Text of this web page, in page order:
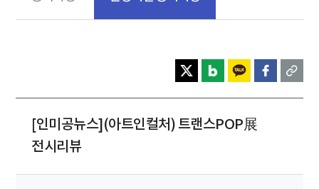
[인미공뉴스](아트인컬처) 트랜스POP展
전시리뷰